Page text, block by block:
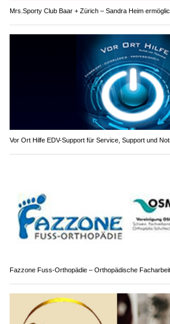
Mrs.Sporty Club Baar + Zürich – Sandra Heim
Vor Ort Hilfe EDV-Support für Service, Support und
Fazzone Fuss-Orthopädie – Orthopädische